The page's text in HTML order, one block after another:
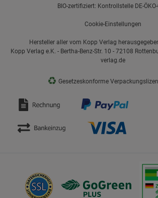
BIO-zertifiziert: Kontrollstelle DE-
Cookie-Einstellungen
Hersteller aller vom Kopp Verlag
Kopp Verlag e.K. - Bertha-Benz-Str. 10 - 72108
verlag.de
♻ Gesetzeskonforme